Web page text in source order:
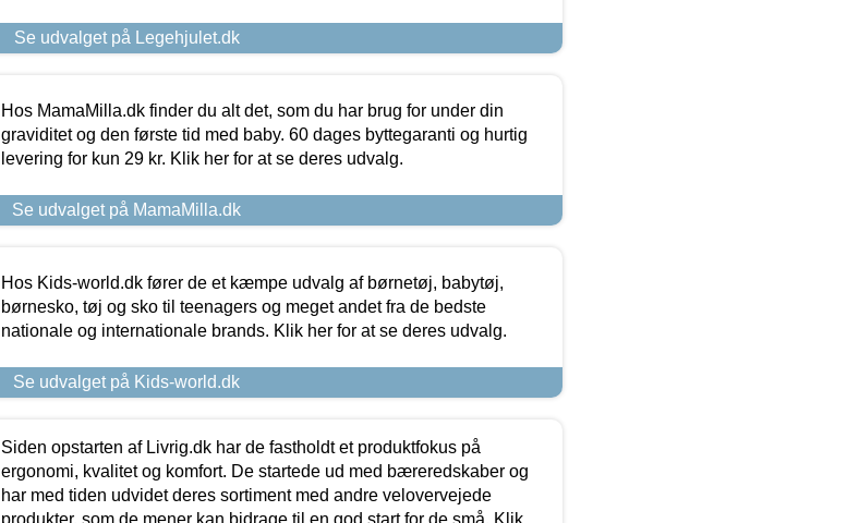
Se udvalget på Legehjulet.dk
Hos MamaMilla.dk finder du alt det, som du har brug for under din
graviditet og den første tid med baby. 60 dages byttegaranti og hurtig
levering for kun 29 kr. Klik her for at se deres udvalg.
Se udvalget på MamaMilla.dk
Hos Kids-world.dk fører de et kæmpe udvalg af børnetøj, babytøj,
børnesko, tøj og sko til teenagers og meget andet fra de bedste
nationale og internationale brands. Klik her for at se deres udvalg.
Se udvalget på Kids-world.dk
Siden opstarten af Livrig.dk har de fastholdt et produktfokus på
ergonomi, kvalitet og komfort. De startede ud med bæreredskaber og
har med tiden udvidet deres sortiment med andre velovervejede
produkter, som de mener kan bidrage til en god start for de små. Klik